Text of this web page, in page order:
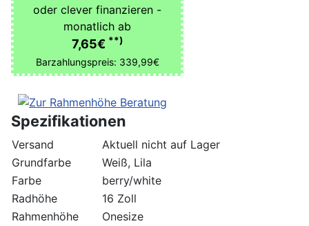
oder clever finanzieren -
monatlich ab
7,65€ **)
Barzahlungspreis: 339,99€
Spezifikationen
Versand
Aktuell nicht auf Lager
Grundfarbe
Weiß, Lila
Farbe
berry/white
Radhöhe
16 Zoll
Rahmenhöhe
Onesize